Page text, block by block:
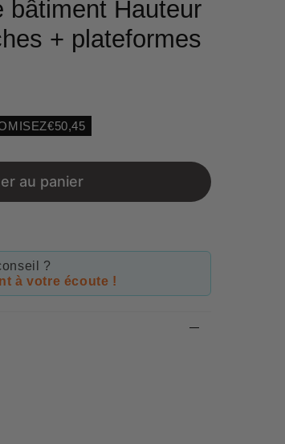
bâtiment Hauteur
+ plateformes
€50,45
au panier
?
à votre écoute !